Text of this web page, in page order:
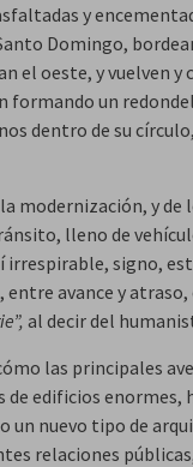
y
Domingo,
el oeste, y vuelven y
formando un
dentro de su
modernización, y de
lleno de
irrespirable, signo,
avance y
al decir del
las principales
de edificios enormes,
un nuevo tipo de
relaciones